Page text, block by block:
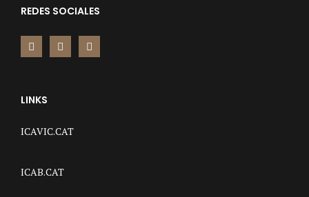
REDES SOCIALES
LINKS
ICAVIC.CAT
ICAB.CAT